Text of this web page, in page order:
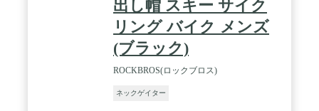
出し帽 スキー サイク
リング バイク メンズ
(ブラック)
ROCKBROS(ロックブロス)
ネックゲイター